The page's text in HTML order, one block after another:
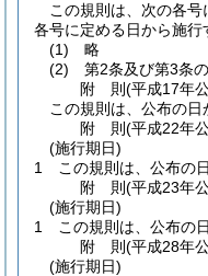
この規則は、次の各
各号に定める日から施行
(1)
略
(2)
第2条及び第3条
附 則(平成17年
この規則は、公布の日
附 則(平成22年
(施行期日)
1
この規則は、公布の
附 則(平成23年
(施行期日)
1
この規則は、公布の
附 則(平成28年
(施行期日)